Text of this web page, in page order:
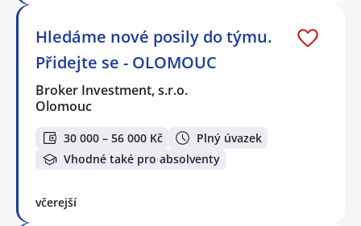
Hledáme nové posily do týmu.
Přidejte se - OLOMOUC
Broker Investment, s.r.o.
Olomouc
30 000 – 56 000 Kč
Plný úvazek
Vhodné také pro absolventy
včerejší